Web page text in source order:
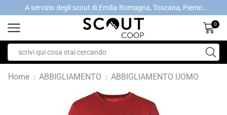
A servizio degli scout di Emilia Romagna, Toscana, Piemonte, Valle d'Aosta- Gratis la spedizione con ordini > €40
0
Home ABBIGLIAMENTO ABBIGLIAMENTO UOMO